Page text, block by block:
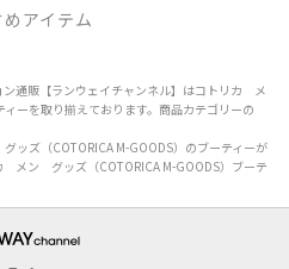
めアイテム
通販【ランウェイチャンネル】はコトリカ メ
ーを取り揃えております。商品カテゴリーの
ズ（COTORICA M-GOODS）のブーティーが
メン グッズ（COTORICA M-GOODS）ブーテ